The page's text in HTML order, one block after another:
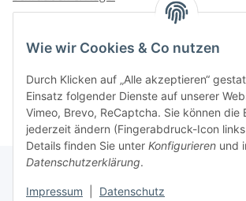
Wie wir Cookies & Co nutzen
Durch Klicken auf „Alle akzeptieren“
Einsatz folgender Dienste auf unserer
Vimeo, Brevo, ReCaptcha. Sie können die
jederzeit ändern (Fingerabdruck-Icon
Details finden Sie unter Konfigurieren und
Datenschutzerklärung.
Impressum Datenschutz
Kategorien